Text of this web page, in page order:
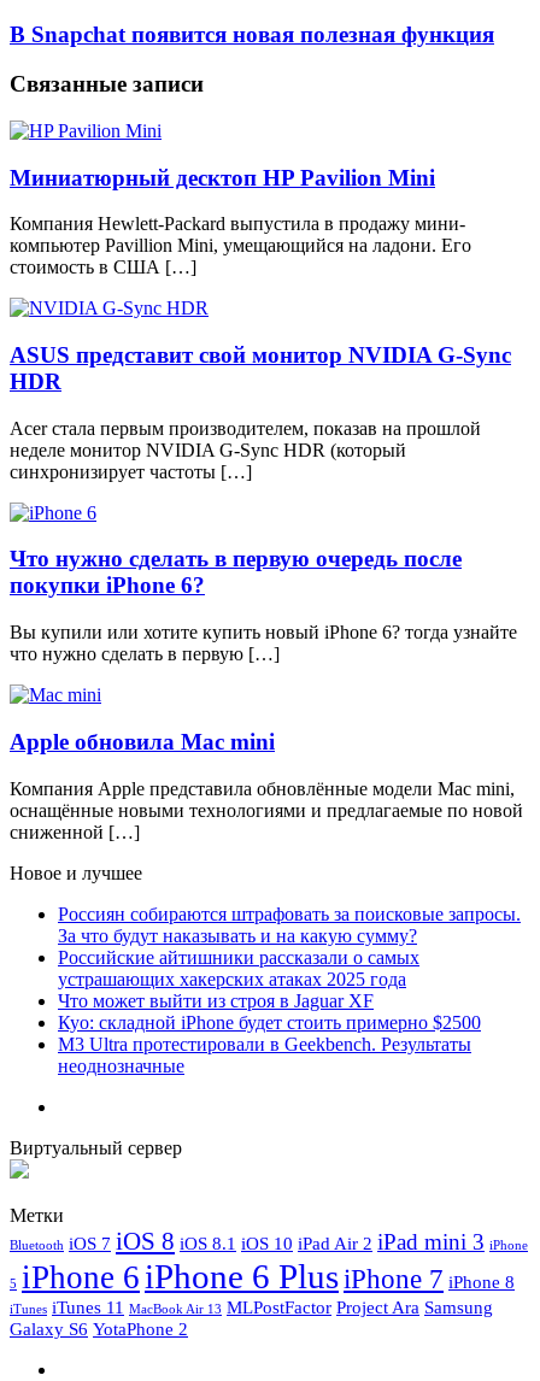
В Snapchat появится новая полезная функция
Связанные записи
Миниатюрный десктоп HP Pavilion Mini
Компания Hewlett-Packard выпустила в продажу мини-
компьютер Pavillion Mini, умещающийся на ладони. Его
стоимость в США […]
ASUS представит свой монитор NVIDIA G-Sync
HDR
Acer стала первым производителем, показав на прошлой
неделе монитор NVIDIA G-Sync HDR (который
синхронизирует частоты […]
Что нужно сделать в первую очередь после
покупки iPhone 6?
Вы купили или хотите купить новый iPhone 6? тогда узнайте
что нужно сделать в первую […]
Apple обновила Mac mini
Компания Apple представила обновлённые модели Mac mini,
оснащённые новыми технологиями и предлагаемые по новой
сниженной […]
Новое и лучшее
Россиян собираются штрафовать за поисковые запросы.
За что будут наказывать и на какую сумму?
Российские айтишники рассказали о самых
устрашающих хакерских атаках 2025 года
Что может выйти из строя в Jaguar XF
Куо: складной iPhone будет стоить примерно $2500
M3 Ultra протестировали в Geekbench. Результаты
неоднозначные
Виртуальный сервер
Метки
Bluetooth iOS 7 iOS 8 iOS 8.1 iOS 10 iPad Air 2 iPad mini 3 iPhone
5 iPhone 6 iPhone 6 PlusiPhone 7 iPhone 8
iTunes iTunes 11 MacBook Air 13 MLPostFactor Project Ara Samsung
Galaxy S6 YotaPhone 2